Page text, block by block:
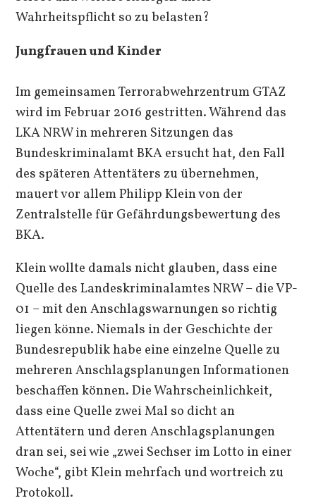
Wahrheitspflicht so zu belasten?
Jungfrauen und Kinder
Im gemeinsamen Terrorabwehrzentrum GTAZ
wird im Februar 2016 gestritten. Während das
LKA NRW in mehreren Sitzungen das
Bundeskriminalamt BKA ersucht hat, den Fall
des späteren Attentäters zu übernehmen,
mauert vor allem Philipp Klein von der
Zentralstelle für Gefährdungsbewertung des
BKA.
Klein wollte damals nicht glauben, dass eine
Quelle des Landeskriminalamtes NRW – die VP-
01 – mit den Anschlagswarnungen so richtig
liegen könne. Niemals in der Geschichte der
Bundesrepublik habe eine einzelne Quelle zu
mehreren Anschlagsplanungen Informationen
beschaffen können. Die Wahrscheinlichkeit,
dass eine Quelle zwei Mal so dicht an
Attentätern und deren Anschlagsplanungen
dran sei, sei wie „zwei Sechser im Lotto in einer
Woche“, gibt Klein mehrfach und wortreich zu
Protokoll.